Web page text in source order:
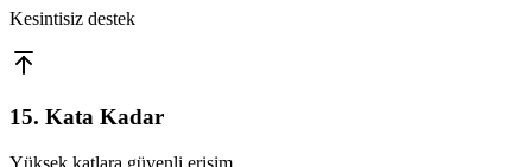
Kesintisiz destek
15. Kata Kadar
Yüksek katlara güvenli erişim.